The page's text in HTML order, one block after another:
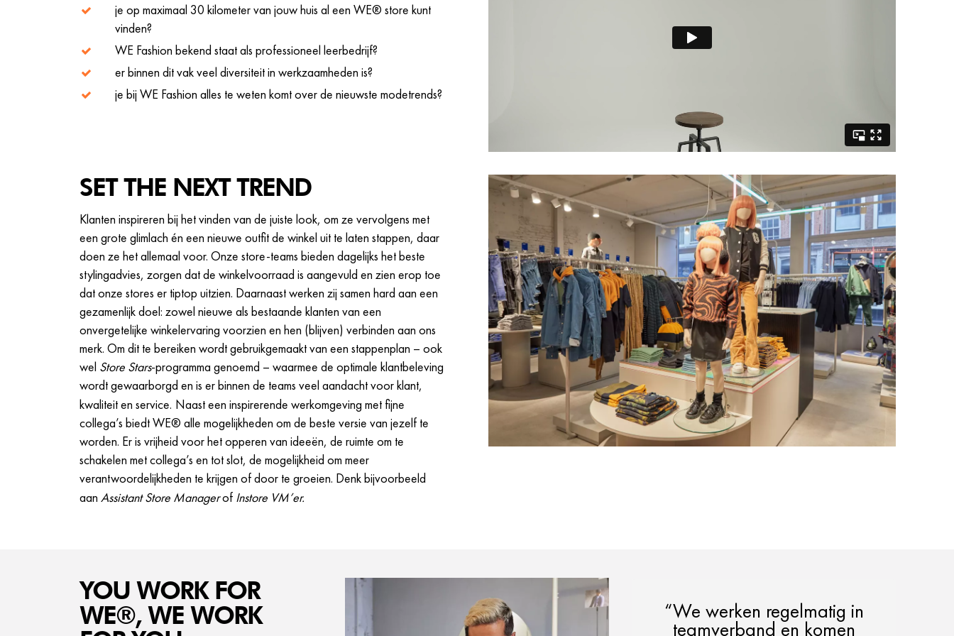
je op maximaal 30 kilometer van jouw huis al een WE® store kunt
vinden?
WE Fashion bekend staat als professioneel leerbedrijf?
er binnen dit vak veel diversiteit in werkzaamheden is?
je bij WE Fashion alles te weten komt over de nieuwste modetrends?
SET THE NEXT TREND
Klanten inspireren bij het vinden van de juiste look, om ze vervolgens met
een grote glimlach én een nieuwe outfit de winkel uit te laten stappen, daar
doen ze het allemaal voor. Onze store-teams bieden dagelijks het beste
stylingadvies, zorgen dat de winkelvoorraad is aangevuld en zien erop toe
dat onze stores er tiptop uitzien. Daarnaast werken zij samen hard aan een
gezamenlijk doel: zowel nieuwe als bestaande klanten van een
onvergetelijke winkelervaring voorzien en hen (blijven) verbinden aan ons
merk. Om dit te bereiken wordt gebruikgemaakt van een stappenplan – ook
wel Store Stars-programma genoemd – waarmee de optimale klantbeleving
wordt gewaarborgd en is er binnen de teams veel aandacht voor klant,
kwaliteit en service. Naast een inspirerende werkomgeving met fijne
collega’s biedt WE® alle mogelijkheden om de beste versie van jezelf te
worden. Er is vrijheid voor het opperen van ideeën, de ruimte om te
schakelen met collega’s en tot slot, de mogelijkheid om meer
verantwoordelijkheden te krijgen of door te groeien. Denk bijvoorbeeld
aan Assistant Store Managerof Instore VM’er.
YOU WORK FOR
WE®, WE WORK
“We werken regelmatig in
teamverband en komen